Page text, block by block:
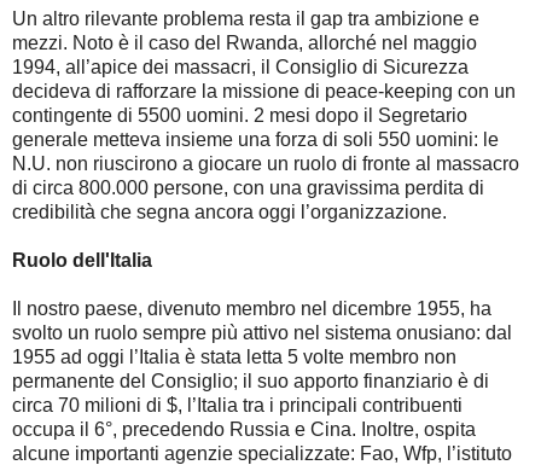
Un altro rilevante problema resta il gap tra ambizione e
mezzi. Noto è il caso del Rwanda, allorché nel maggio
1994, all’apice dei massacri, il Consiglio di Sicurezza
decideva di rafforzare la missione di peace-keeping con un
contingente di 5500 uomini. 2 mesi dopo il Segretario
generale metteva insieme una forza di soli 550 uomini: le
N.U. non riuscirono a giocare un ruolo di fronte al massacro
di circa 800.000 persone, con una gravissima perdita di
credibilità che segna ancora oggi l’organizzazione.
Ruolo dell'Italia
Il nostro paese, divenuto membro nel dicembre 1955, ha
svolto un ruolo sempre più attivo nel sistema onusiano: dal
1955 ad oggi l’Italia è stata letta 5 volte membro non
permanente del Consiglio; il suo apporto finanziario è di
circa 70 milioni di $, l’Italia tra i principali contribuenti
occupa il 6°, precedendo Russia e Cina. Inoltre, ospita
alcune importanti agenzie specializzate: Fao, Wfp, l’istituto